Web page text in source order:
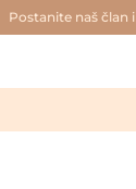
Postanite naš član